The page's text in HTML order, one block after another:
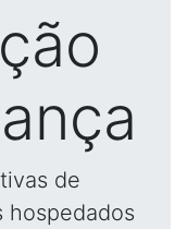
de
hospedados